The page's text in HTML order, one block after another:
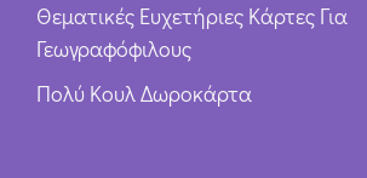
Θεματικές Ευχετήριες Κάρτες Για
Γεωγραφόφιλους
Πολύ Κουλ Δωροκάρτα